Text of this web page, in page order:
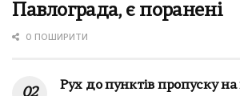
Павлограда, є поранені
0 ПОШИРИТИ
Рух до пунктів пропуску